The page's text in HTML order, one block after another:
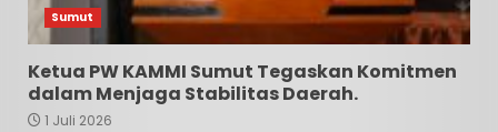
Sumut
Ketua PW KAMMI Sumut Tegaskan Komitmen
dalam Menjaga Stabilitas Daerah.
1 Juli 2026